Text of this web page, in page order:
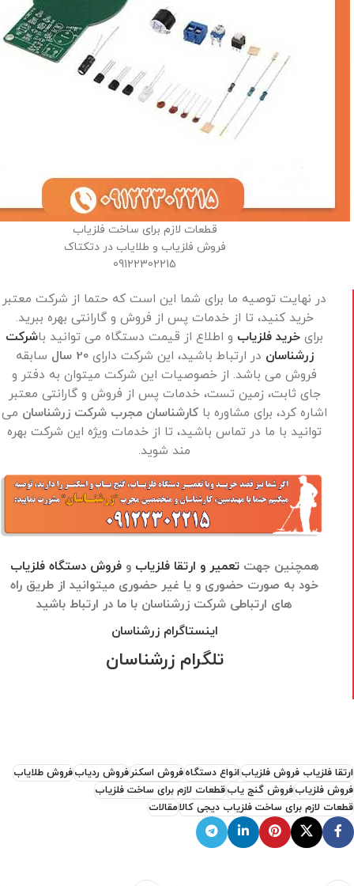
قطعات لازم برای ساخت فلزیاب
فروش فلزیاب و طلایاب در دتکتاک
09122302215
در نهایت توصیه ما برای شما این است که حتما از شرکت معتبر
خرید کنید، تا از خدمات پس از فروش و گارانتی بهره ببرید.
برای خرید فلزیاب و اطلاع از قیمت دستگاه می توانید باشرکت
زرشناسان در ارتباط باشید، این شرکت دارای20 سال
سابقه
فروش می باشد. از خصوصیات این شرکت میتوان به دفتر و
جای ثابت، زمین تست، خدمات پس از فروش و گارانتی معتبر
اشاره کرد، برای مشاوره با کارشناسان مجرب شرکت زرشناسان می
توانید با ما در تماس باشید، تا از خدمات ویژه این شرکت بهره
مند شوید.
همچنین جهتتعمیر و ارتقا فلزیاب وفروش دستگاه فلزیاب
خود به صورت حضوری و یا غیر حضوری میتوانید از طریق راه
های ارتباطی شرکت زرشناسان با ما در ارتباط باشید
اینستاگرام زرشناسان
تلگرام زرشناسان
ارتقا فلزیاب فروش فلزیابانواع دستگاهفروش اسکنرفروش ردیابفروش طلایاب
فروش فلزیابفروش گنج یابقطعات لازم برای ساخت فلزیاب
قطعات لازم برای ساخت فلزیاب دیجی کالامقالات